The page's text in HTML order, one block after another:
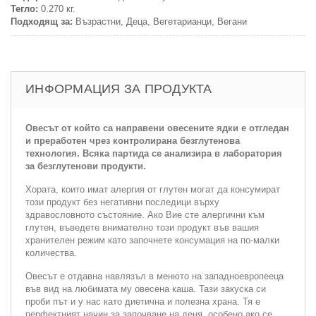
Тегло: 0.270 кг.
Подходящ за: Възрастни, Деца, Вегетарианци, Вегани
ИНФОРМАЦИЯ ЗА ПРОДУКТА
Овесът от който са направени овесените ядки е отгледан
и преработен чрез контролирана безглутенова
технология. Всяка партида се анализира в лаборатория
за безглутенови продукти.
Хората, които имат алергия от глутен могат да консумират
този продукт без негативни последици върху
здравословното състояние. Ако Вие сте алергични към
глутен, въведете внимателно този продукт във вашия
хранителен режим като започнете консумация на по-малки
количества.
Овесът e отдавна навлязъл в менюто на западноевропееца
във вид на любимата му овесена каша. Тази закуска си
проби път и у нас като диетична и полезна храна. Тя е